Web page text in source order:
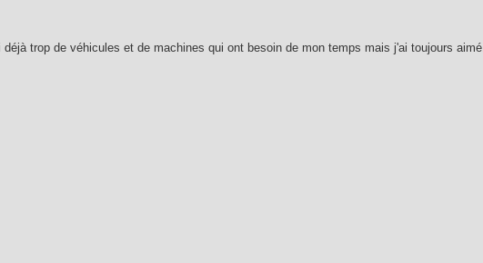
trop de véhicules et de machines qui ont besoin de mon temps mais j'ai toujours aimé